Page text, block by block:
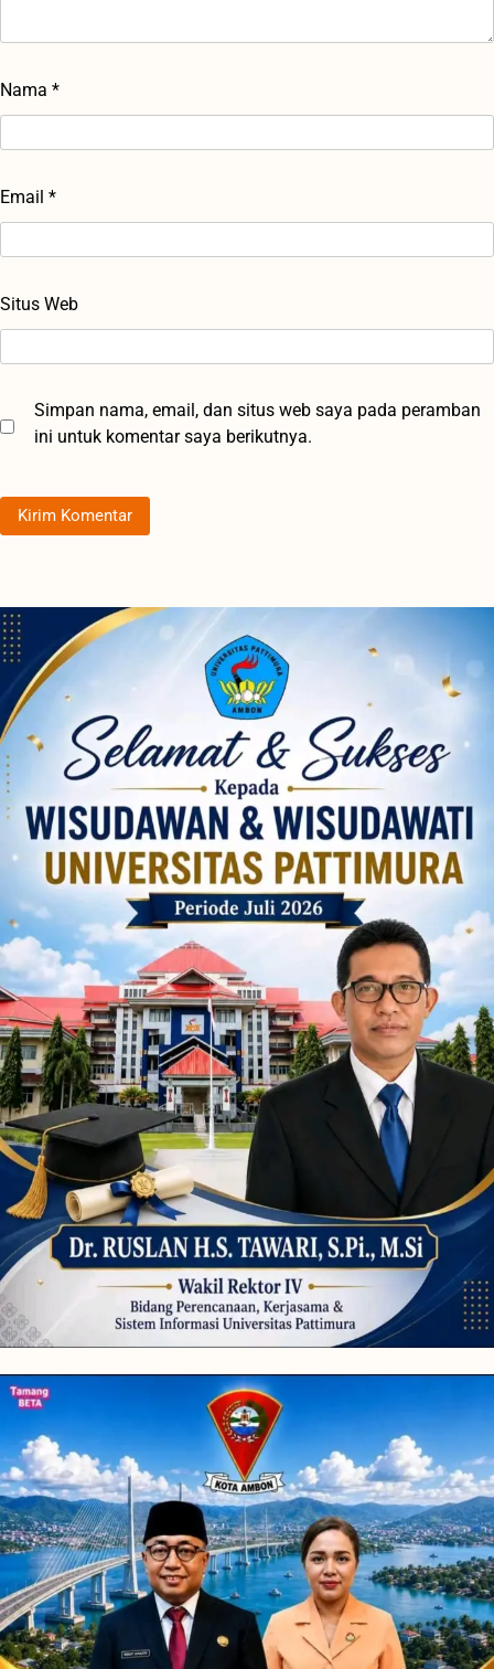
Nama *
Email *
Situs Web
Simpan nama, email, dan situs web saya pada peramban
ini untuk komentar saya berikutnya.